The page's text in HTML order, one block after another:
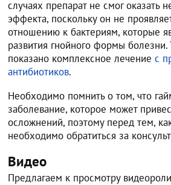
случаях препарат не смог оказать
эффекта, поскольку он не
отношению к бактериям, которые
развития гнойного формы болезни.
показано комплексное лечениес
антибиотиков.
Необходимо помнить о том, что
заболевание, которое может
осложнений, поэтому перед тем,
необходимо обратиться за
Видео
Предлагаем к просмотру